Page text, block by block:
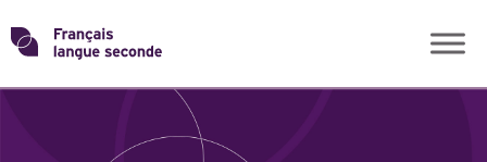
Skip
toTransformons
THÈMES